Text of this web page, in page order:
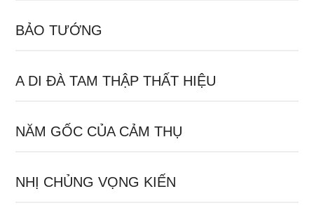
BẢO TƯỚNG
A DI ĐÀ TAM THẬP THẤT HIỆU
NĂM GỐC CỦA CẢM THỤ
NHỊ CHỦNG VỌNG KIẾN